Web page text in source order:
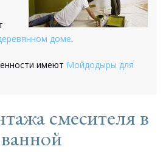
доме.
имеют Мойдодыры для
смесителя в
ванной